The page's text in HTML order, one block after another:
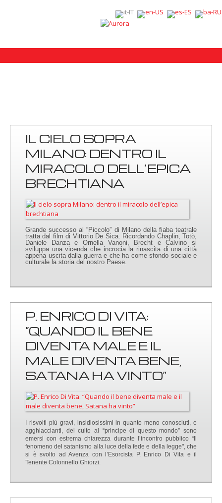
IL CIELO SOPRA
MILANO: DENTRO IL
MIRACOLO DELL’EPICA
BRECHTIANA
Grande successo al “Piccolo” di Milano della fiaba teatrale
tratta dal film di Vittorio De Sica. Ricordando Chaplin, Totò,
Daniele Danza e Ornella Vanoni, Brecht e Calvino si
sviluppa una vicenda che incrocia la rinascita di una città
appena uscita dalla guerra e che ha come sfondo sociale e
culturale la storia del nostro Paese.
P. ENRICO DI VITA:
“QUANDO IL BENE
DIVENTA MALE E IL
MALE DIVENTA BENE,
SATANA HA VINTO”
I risvolti più gravi, insidiosissimi in quanto meno conosciuti, e
agghiaccianti, del culto al “principe di questo mondo” sono
emersi con estrema chiarezza durante l’incontro pubblico “Il
fenomeno del satanismo alla luce della fede e della legge", che
si è svolto ad Avenza con l’Esorcista P. Enrico Di Vita e il
Tenente Colonnello Ghiorzi.